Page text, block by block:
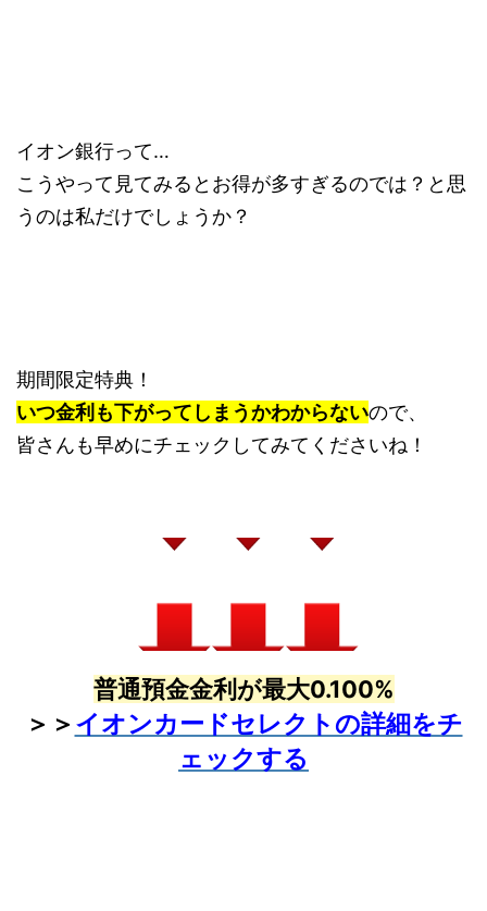
イオン銀行って…
こうやって見てみるとお得が多すぎるのでは？と思
うのは私だけでしょうか？
期間限定特典！
いつ金利も下がってしまうかわからないので、
皆さんも早めにチェックしてみてくださいね！
普通預金金利が最大0.100%
＞＞ イオンカードセレクトの詳細をチ
ェックする